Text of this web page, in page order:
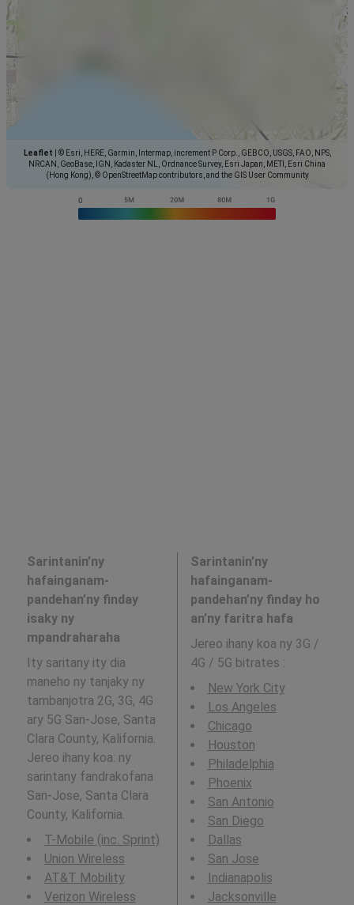
Leaflet
© Esri, HERE, Garmin, Intermap, increment P Corp., GEBCO, USGS, FAO, NPS,
NRCAN, GeoBase, IGN, Kadaster NL, Ordnance Survey, Esri Japan, METI, Esri China
(Hong Kong), © OpenStreetMap contributors, and the GIS User Community
Sarintanin’ny
hafainganam-
pandehan’ny finday
isaky ny
mpandraharaha
Ity saritany ity dia
maneho ny tanjaky ny
tambanjotra 2G, 3G, 4G
ary 5G San-Jose, Santa
Clara County, Kalifornia.
Jereo ihany koa: ny
sarintany fandrakofana
San-Jose, Santa Clara
County, Kalifornia.
T-Mobile (inc. Sprint)
Union Wireless
AT&T Mobility
Verizon Wireless
Sarintanin’ny
hafainganam-
pandehan’ny finday ho
an’ny faritra hafa
Jereo ihany koa ny 3G /
4G / 5G bitrates :
New York City
Los Angeles
Chicago
Houston
Philadelphia
Phoenix
San Antonio
San Diego
Dallas
San Jose
Indianapolis
Jacksonville